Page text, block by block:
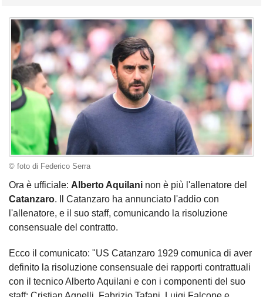
© foto di Federico Serra
Ora è ufficiale: Alberto Aquilani non è più l'allenatore del
Catanzaro. Il Catanzaro ha annunciato l'addio con
l'allenatore, e il suo staff, comunicando la risoluzione
consensuale del contratto.
Ecco il comunicato: "US Catanzaro 1929 comunica di aver
definito la risoluzione consensuale dei rapporti contrattuali
con il tecnico Alberto Aquilani e con i componenti del suo